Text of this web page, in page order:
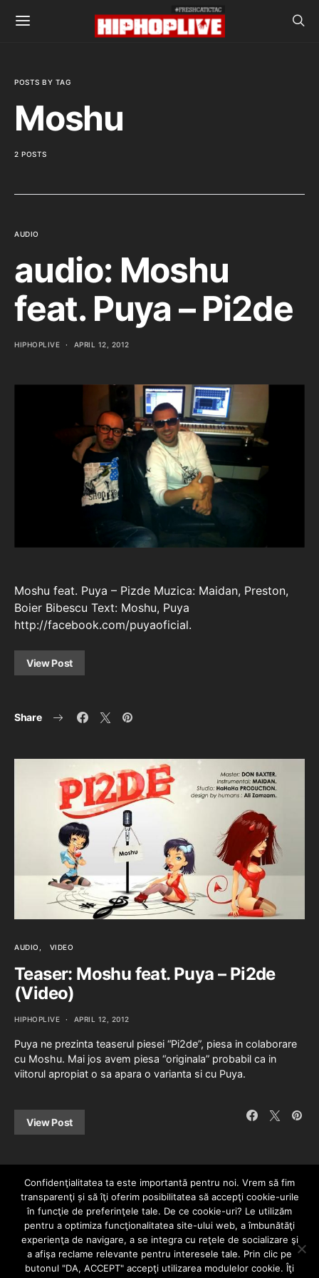
POSTS BY TAG
Moshu
2 POSTS
AUDIO
audio: Moshu
feat. Puya – Pi2de
HIPHOPLIVE APRIL 12, 2012
Moshu feat. Puya – Pizde Muzica: Maidan, Preston,
Boier Bibescu Text: Moshu, Puya
http://facebook.com/puyaoficial.
View Post
Share
AUDIO VIDEO
Teaser: Moshu feat. Puya – Pi2de
(Video)
HIPHOPLIVE APRIL 12, 2012
Puya ne prezinta teaserul piesei “Pi2de”, piesa in colaborare
cu Moshu. Mai jos avem piesa “originala” probabil ca in
viitorul apropiat o sa apara o varianta si cu Puya.
View Post
HOME CONTACT POLITICĂ DE CONFIDENȚIALITATE
Confidenţialitatea ta este importantă pentru noi. Vrem să fim
transparenţi și să îţi oferim posibilitatea să accepţi cookie-urile
în funcţie de preferinţele tale. De ce cookie-uri? Le utilizăm
pentru a optimiza funcţionalitatea site-ului web, a îmbunătăţi
experienţa de navigare, a se integra cu reţele de socializare şi
a afişa reclame relevante pentru interesele tale. Prin clic pe
butonul "DA, ACCEPT" accepţi utilizarea modulelor cookie. Îţi